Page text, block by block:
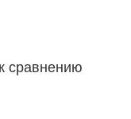
сравнению